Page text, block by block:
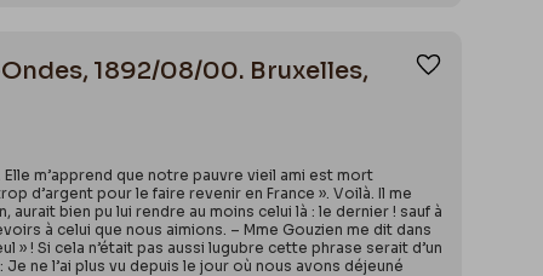
1892/08/00. Bruxelles,
Elle m’apprend que notre pauvre vieil ami est mort
d’argent pour le faire revenir en France ». Voilà. Il me
bien pu lui rendre au moins celui là : le dernier ! sauf à
à celui que nous aimions. – Mme Gouzien me dit dans
! Si cela n’était pas aussi lugubre cette phrase serait d’un
ne l’ai plus vu depuis le jour où nous avons déjeuné
Ajouter